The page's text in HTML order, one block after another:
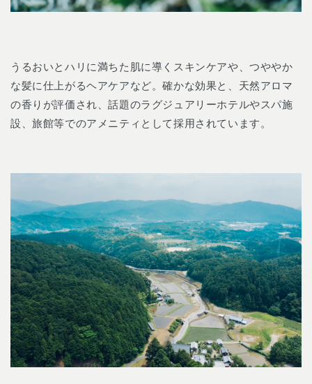
うるおいとハリに満ちた肌に導くスキンケアや、つややか
な髪に仕上がるヘアケアなど。確かな効果と、天然アロマ
の香りが評価され、話題のラグジュアリーホテルやスパ施
設、旅館等でのアメニティとして採用されています。